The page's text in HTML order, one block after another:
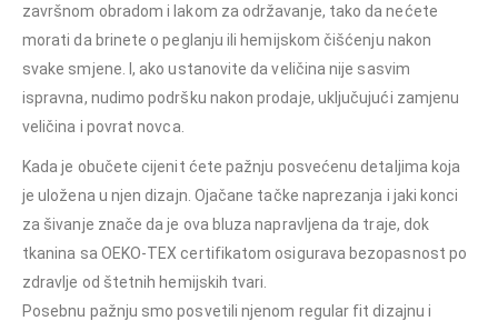
završnom obradom i lakom za održavanje, tako da nećete
morati da brinete o peglanju ili hemijskom čišćenju nakon
svake smjene. I, ako ustanovite da veličina nije sasvim
ispravna, nudimo podršku nakon prodaje, uključujući zamjenu
veličina i povrat novca.
Kada je obučete cijenit ćete pažnju posvećenu detaljima koja
je uložena u njen dizajn. Ojačane tačke naprezanja i jaki konci
za šivanje znače da je ova bluza napravljena da traje, dok
tkanina sa OEKO-TEX certifikatom osigurava bezopasnost po
zdravlje od štetnih hemijskih tvari.
Posebnu pažnju smo posvetili njenom regular fit dizajnu i